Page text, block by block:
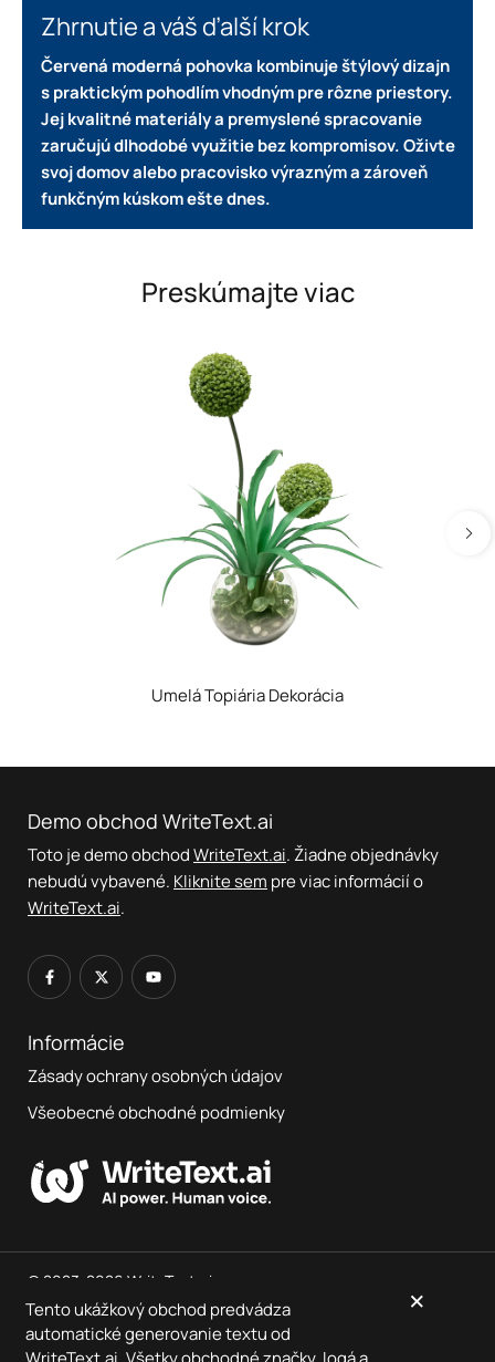
Zhrnutie a váš ďalší krok
Červená moderná pohovka kombinuje štýlový dizajn
s praktickým pohodlím vhodným pre rôzne priestory.
Jej kvalitné materiály a premyslené spracovanie
zaručujú dlhodobé využitie bez kompromisov.Oživte
svoj domov alebo pracovisko výrazným a zároveň
funkčným kúskom ešte dnes.
Preskúmajte viac
Umelá Topiária Dekorácia
Demo obchod WriteText.ai
Toto je demo obchodWriteText.ai. Žiadne objednávky
nebudú vybavené. Kliknite sem pre viac informácií o
WriteText.ai.
Informácie
Zásady ochrany osobných údajov
Všeobecné obchodné podmienky
© 2023-2026 WriteText.ai
Toto je demo obchod zobrazujúci výstupy
Tento ukážkový obchod predvádza
automatické generovanie textu od
×